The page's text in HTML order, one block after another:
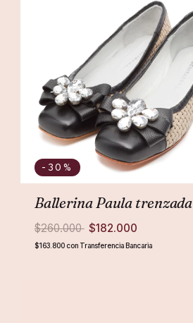
-30%
Ballerina Paula trenzada
$260.000 $182.000
$163.800 con Transferencia Bancaria